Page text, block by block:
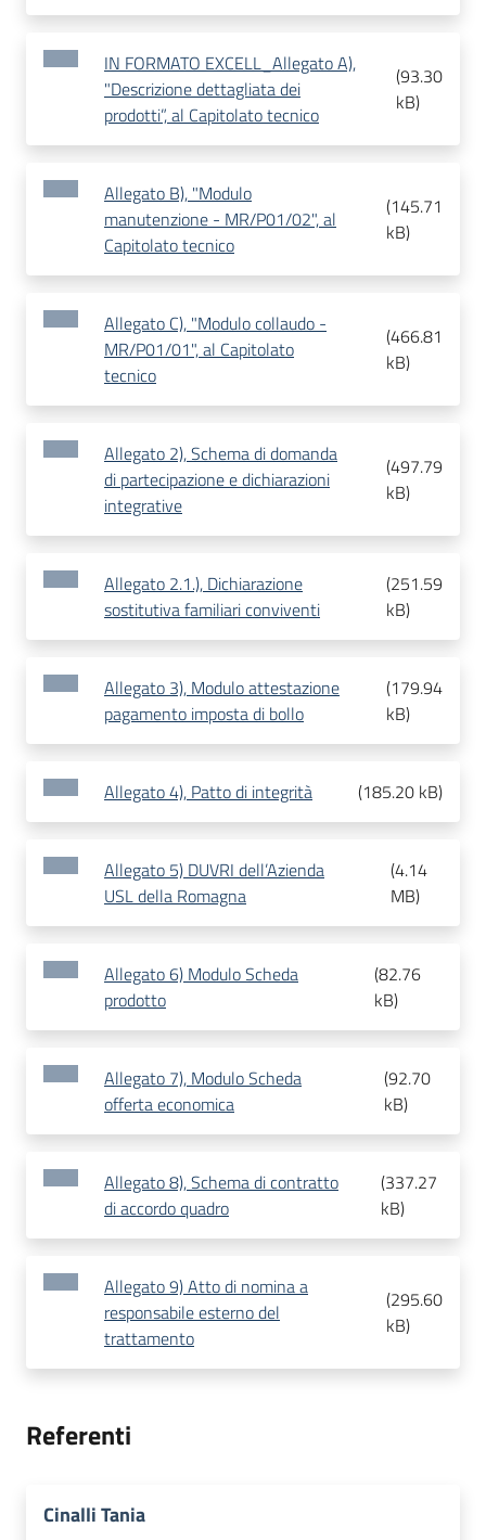
IN FORMATO EXCELL_Allegato A),
"Descrizione dettagliata dei
prodotti”, al Capitolato tecnico
(93.30
kB)
Allegato B), "Modulo
manutenzione - MR/P01/02", al
Capitolato tecnico
(145.71
kB)
Allegato C), "Modulo collaudo -
MR/P01/01", al Capitolato
tecnico
(466.81
kB)
Allegato 2), Schema di domanda
di partecipazione e dichiarazioni
integrative
(497.79
kB)
Allegato 2.1.), Dichiarazione
sostitutiva familiari conviventi
(251.59
kB)
Allegato 3), Modulo attestazione
pagamento imposta di bollo
(179.94
kB)
Allegato 4), Patto di integrità (185.20 kB)
Allegato 5) DUVRI dell’Azienda
USL della Romagna
(4.14
MB)
Allegato 6) Modulo Scheda
prodotto
(82.76
kB)
Allegato 7), Modulo Scheda
offerta economica
(92.70
kB)
Allegato 8), Schema di contratto
di accordo quadro
(337.27
kB)
Allegato 9) Atto di nomina a
responsabile esterno del
trattamento
(295.60
kB)
Referenti
Cinalli Tania